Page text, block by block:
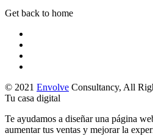
Get back to home
© 2021 Envolve Consultancy, All
Tu casa digital
Te ayudamos a diseñar una página
aumentar tus ventas y mejorar la